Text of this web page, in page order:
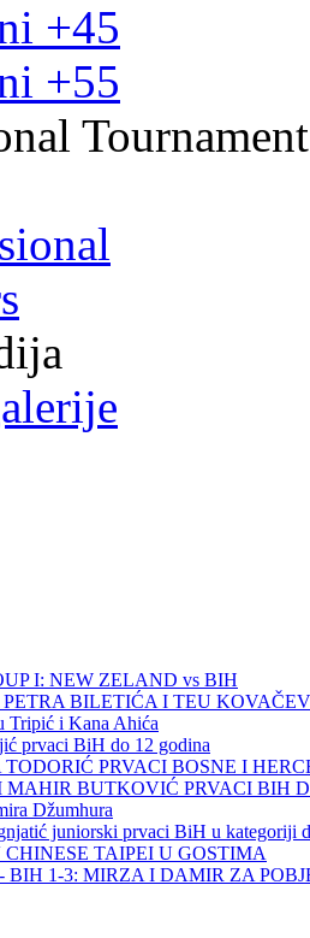
+45
+55
I: NEW ZELAND vs BIH
BILETIĆA I TEU
Tripić i Kana Ahića
prvaci BiH do 12 godina
PRVACI BOSNE I
BUTKOVIĆ PRVACI BIH
Džumhura
juniorski prvaci BiH u kategoriji
TAIPEI U GOSTIMA
BIH 1-3: MIRZA I DAMIR ZA